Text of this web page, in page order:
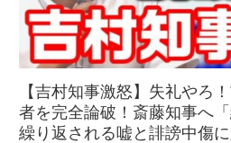
【吉村知事激怒】失礼やろ
者を完全論破！斎藤知事へ「
繰り返される嘘と誹謗中傷